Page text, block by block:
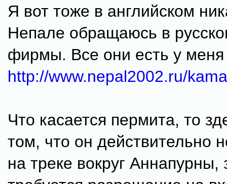
Я вот тоже в английском
Непале обращаюсь в
фирмы. Все они есть у
http://www.nepal2002.ru/
Что касается пермита, то
том, что он действительно
на треке вокруг Аннапурны,